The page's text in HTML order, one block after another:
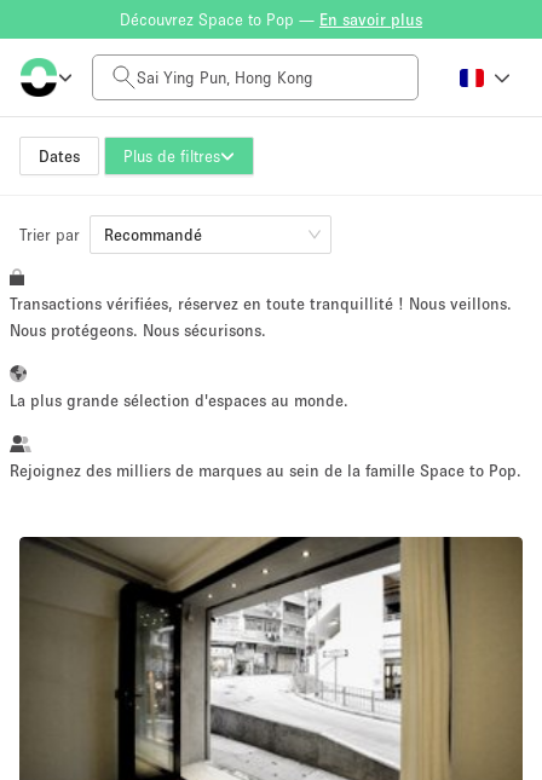
Découvrez Space to Pop — En savoir plus
Dates Plus de filtres
Tarif à la journée
HK$0
Taille de l'espace
~ 13 personnes
Vente au
détail
Showroom Événement Art Alimentation
Conférence Réunion Bureaux
Partagé
Trier par Recommandé
Transactions vérifiées, réservez en toute tranquillité ! Nous veillons.
Nous protégeons. Nous sécurisons.
La plus grande sélection d'espaces au monde.
Rejoignez des milliers de marques au sein de la famille Space to Pop.